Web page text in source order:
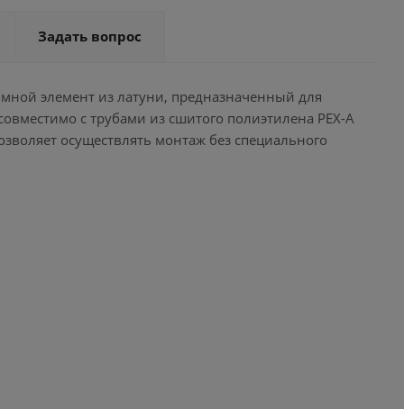
Задать вопрос
элемент из латуни, предназначенный для
с трубами из сшитого полиэтилена PEX-A
осуществлять монтаж без специального